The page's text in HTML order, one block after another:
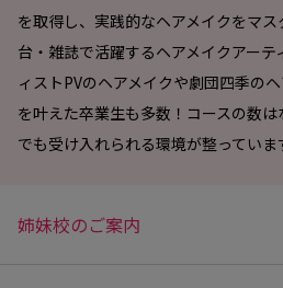
を取得し、実践的なヘアメイクをマ
台・雑誌で活躍するヘアメイクアー
ィストPVのヘアメイクや劇団四季の
を叶えた卒業生も多数！コースの数
でも受け入れられる環境が整っていま
姉妹校のご案内